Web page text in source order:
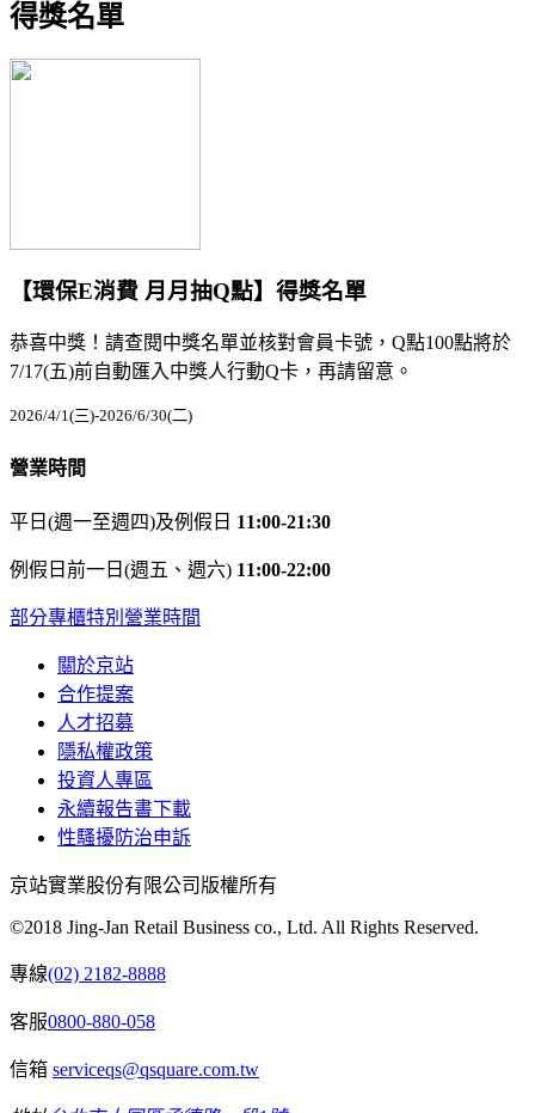
得獎名單
【環保E消費 月月抽Q點】得獎名單
恭喜中獎！請查閱中獎名單並核對會員卡號，Q點100點將於
7/17(五)前自動匯入中獎人行動Q卡，再請留意。
2026/4/1(三)-2026/6/30(二)
營業時間
平日(週一至週四)及例假日 11:00-21:30
例假日前一日(週五、週六) 11:00-22:00
部分專櫃特別營業時間
關於京站
合作提案
人才招募
隱私權政策
投資人專區
永續報告書下載
性騷擾防治申訴
京站實業股份有限公司版權所有
©2018 Jing-Jan Retail Business co., Ltd. All Rights Reserved.
專線(02) 2182-8888
客服0800-880-058
信箱 serviceqs@qsquare.com.tw